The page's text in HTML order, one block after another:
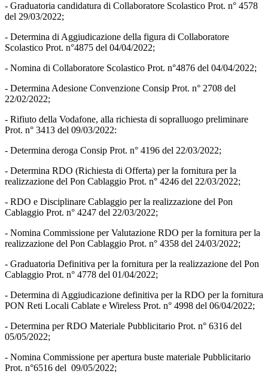
- Graduatoria candidatura di Collaboratore Scolastico Prot. n° 4578
del 29/03/2022;
- Determina di Aggiudicazione della figura di Collaboratore
Scolastico Prot. n°4875 del 04/04/2022;
- Nomina di Collaboratore Scolastico Prot. n°4876 del 04/04/2022;
- Determina Adesione Convenzione Consip Prot. n° 2708 del
22/02/2022;
- Rifiuto della Vodafone, alla richiesta di sopralluogo preliminare
Prot. n° 3413 del 09/03/2022:
- Determina deroga Consip Prot. n° 4196 del 22/03/2022;
- Determina RDO (Richiesta di Offerta) per la fornitura per la
realizzazione del Pon Cablaggio Prot. n° 4246 del 22/03/2022;
- RDO e Disciplinare Cablaggio per la realizzazione del Pon
Cablaggio Prot. n° 4247 del 22/03/2022;
- Nomina Commissione per Valutazione RDO per la fornitura per la
realizzazione del Pon Cablaggio Prot. n° 4358 del 24/03/2022;
- Graduatoria Definitiva per la fornitura per la realizzazione del Pon
Cablaggio Prot. n° 4778 del 01/04/2022;
- Determina di Aggiudicazione definitiva per la RDO per la fornitura
PON Reti Locali Cablate e Wireless Prot. n° 4998 del 06/04/2022;
- Determina per RDO Materiale Pubblicitario Prot. n° 6316 del
05/05/2022;
- Nomina Commissione per apertura buste materiale Pubblicitario
Prot. n°6516 del 09/05/2022;